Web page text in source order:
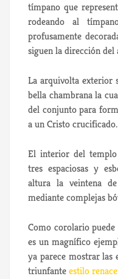
tímpano que
rodeando al
profusamente
siguen la dirección del
La arquivolta exterior
bella chambrana la
del conjunto para
a un Cristo crucificado.
El interior del
tres espaciosas y
altura la veintena
mediante complejas
Como corolario puede
es un magnífico
ya parece mostrar las
triunfanteestilo